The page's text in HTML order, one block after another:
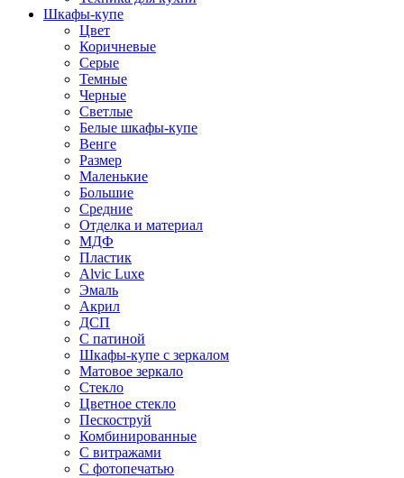
Шкафы-купе
Цвет
Коричневые
Серые
Темные
Черные
Светлые
Белые шкафы-купе
Венге
Размер
Маленькие
Большие
Средние
Отделка и материал
МДФ
Пластик
Alvic Luxe
Эмаль
Акрил
ДСП
С патиной
Шкафы-купе с зеркалом
Матовое зеркало
Стекло
Цветное стекло
Пескоструй
Комбинированные
С витражами
С фотопечатью